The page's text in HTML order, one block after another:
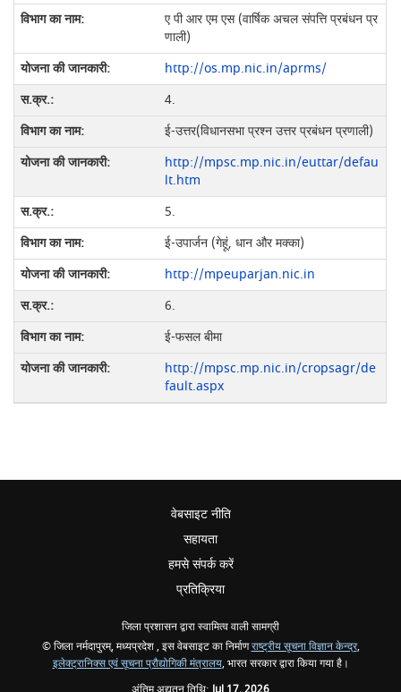
ए पी आर एम एस (वार्षिक अचल संपत्ति प्रबंधन प्र
णाली)
http://os.mp.nic.in/aprms/
4.
ई-उत्तर(विधानसभा प्रश्न उत्तर प्रबंधन प्रणाली)
http://mpsc.mp.nic.in/euttar/defau
lt.htm
5.
ई-उपार्जन (गेहूं, धान और मक्का)
http://mpeuparjan.nic.in
6.
ई-फसल बीमा
http://mpsc.mp.nic.in/cropsagr/de
fault.aspx
वेबसाइट नीति
सहायता
हमसे संपर्क करें
प्रतिक्रिया
जिला प्रशासन द्वारा स्वामित्व वाली सामग्री
© जिला नर्मदापुरम्, मध्यप्रदेश , इस वेबसाइट का निर्माणराष्ट्रीय सूचना विज्ञान केन्द्र,
इलेक्ट्रानिक्स एवं सूचना प्रौद्योगिकी मंत्रालय, भारत सरकार द्वारा किया गया है।